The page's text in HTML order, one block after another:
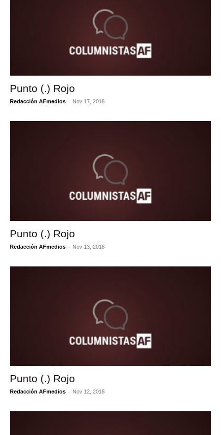
Punto (.) Rojo
Redacción AFmedios - Nov 17, 2018
Punto (.) Rojo
Redacción AFmedios - Nov 13, 2018
Punto (.) Rojo
Redacción AFmedios - Nov 12, 2018